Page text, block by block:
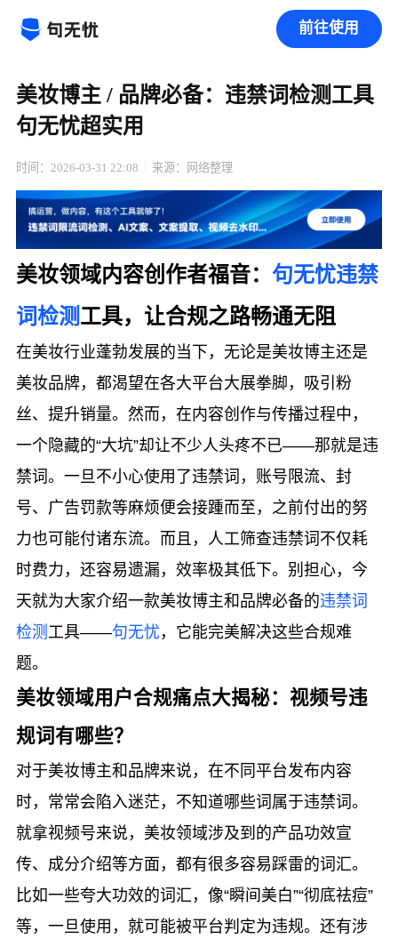
前往使用
美妆博主 / 品牌必备：违禁词检测工具
句无忧超实用
时间：2026-03-31 22:08 来源：网络整理
美妆领域内容创作者福音： 句无忧违禁
词检测工具，让合规之路畅通无阻
在美妆行业蓬勃发展的当下，无论是美妆博主还是
美妆品牌，都渴望在各大平台大展拳脚，吸引粉
丝、提升销量。然而，在内容创作与传播过程中，
一个隐藏的“大坑”却让不少人头疼不已——那就是违
禁词。一旦不小心使用了违禁词，账号限流、封
号、广告罚款等麻烦便会接踵而至，之前付出的努
力也可能付诸东流。而且，人工筛查违禁词不仅耗
时费力，还容易遗漏，效率极其低下。别担心，今
天就为大家介绍一款美妆博主和品牌必备的违禁词
检测 工具——句无忧 ，它能完美解决这些合规难
题。
美妆领域用户合规痛点大揭秘：视频号违
规词有哪些？
对于美妆博主和品牌来说，在不同平台发布内容
时，常常会陷入迷茫，不知道哪些词属于违禁词。
就拿视频号来说，美妆领域涉及到的产品功效宣
传、成分介绍等方面，都有很多容易踩雷的词汇。
比如一些夸大功效的词汇，像“瞬间美白”“彻底祛痘”
等，一旦使用，就可能被平台判定为违规。还有涉